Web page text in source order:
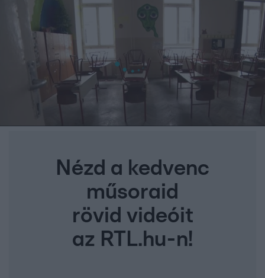
Nézd a kedvenc
műsoraid
rövid videóit
az RTL.hu-n!